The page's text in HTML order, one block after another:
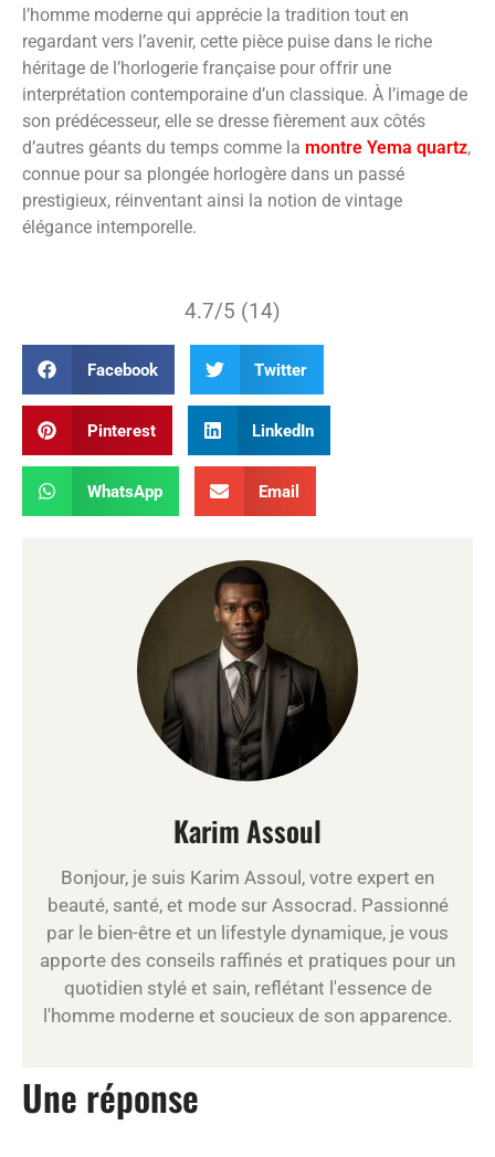
l’homme moderne qui apprécie la tradition tout en
regardant vers l’avenir, cette pièce puise dans le riche
héritage de l’horlogerie française pour offrir une
interprétation contemporaine d’un classique. À l’image de
son prédécesseur, elle se dresse fièrement aux côtés
d’autres géants du temps comme la montre Yema quartz,
connue pour sa plongée horlogère dans un passé
prestigieux, réinventant ainsi la notion de vintage
élégance intemporelle.
4.7/5 (14)
Facebook Twitter
Pinterest LinkedIn
WhatsApp Email
Karim Assoul
Bonjour, je suis Karim Assoul, votre expert en
beauté, santé, et mode sur Assocrad. Passionné
par le bien-être et un lifestyle dynamique, je vous
apporte des conseils raffinés et pratiques pour un
quotidien stylé et sain, reflétant l'essence de
l'homme moderne et soucieux de son apparence.
Une réponse